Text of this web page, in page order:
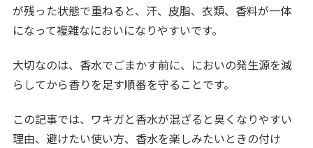
が残った状態で重ねると、汗、皮脂、衣類、香料が一体
になって複雑なにおいになりやすいです。
大切なのは、香水でごまかす前に、においの発生源を減
らしてから香りを足す順番を守ることです。
この記事では、ワキガと香水が混ざると臭くなりやすい
理由、避けたい使い方、香水を楽しみたいときの付け